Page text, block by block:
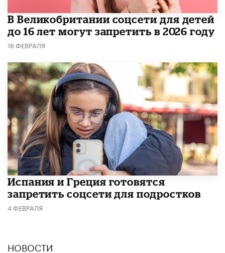
В Великобритании соцсети для детей
до 16 лет могут запретить в 2026 году
16 ФЕВРАЛЯ
Испания и Греция готовятся
запретить соцсети для подростков
4 ФЕВРАЛЯ
НОВОСТИ